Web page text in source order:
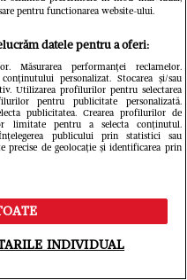
pentru functionarea website-ului.
datele pentru a oferi:
Măsurarea performanței reclamelor.
personalizat. Stocarea și/sau
Utilizarea profilurilor pentru selectarea
pentru publicitate personalizată.
publicitatea. Crearea profilurilor de
limitate pentru a selecta conținutul.
publicului prin statistici sau
precise de geolocație și identificarea prin
INDIVIDUAL